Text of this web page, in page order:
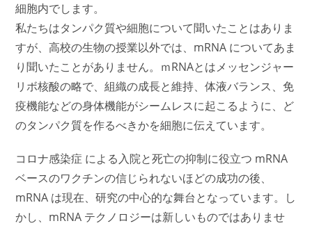
細胞内でします。
私たちはタンパク質や細胞について聞いたことはありま
すが、高校の生物の授業以外では、mRNA についてあま
り聞いたことがありません。ｍRNAとはメッセンジャー
リボ核酸の略で、組織の成長と維持、体液バランス、免
疫機能などの身体機能がシームレスに起こるように、ど
のタンパク質を作るべきかを細胞に伝えています。
コロナ感染症 による入院と死亡の抑制に役立つ mRNA
ベースのワクチンの信じられないほどの成功の後、
mRNA は現在、研究の中心的な舞台となっています。し
かし、mRNA テクノロジーは新しいものではありませ